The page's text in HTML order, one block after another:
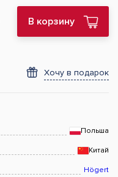
В корзину
Хочу в подарок
Польша
Китай
Högert